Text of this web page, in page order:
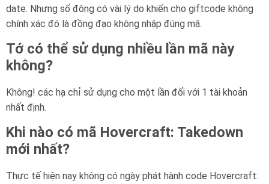
date. Nhưng số đông có vài lý do khiến cho giftcode không
chính xác đó là đồng đạo không nhập đúng mã.
Tớ có thể sử dụng nhiều lần mã này
không?
Không! các hạ chỉ sử dụng cho một lần đối với 1 tài khoản
nhất định.
Khi nào có mã Hovercraft: Takedown
mới nhất?
Thực tế hiện nay không có ngày phát hành code Hovercraft: